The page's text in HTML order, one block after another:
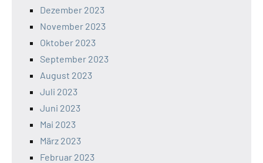
Dezember 2023
November 2023
Oktober 2023
September 2023
August 2023
Juli 2023
Juni 2023
Mai 2023
März 2023
Februar 2023